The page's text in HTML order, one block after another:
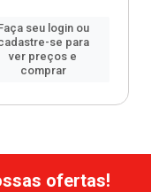
seu login ou
se para
ver preços e
comprar
ofertas!